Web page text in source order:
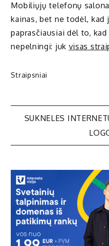
Mobiliųjų telefonų
kainas, bet ne todėl, kad
paprasčiausiai dėl to,
nepelningi: juk visas
Straipsniai
Navigacija
tarp
įrašų
SUKNELES